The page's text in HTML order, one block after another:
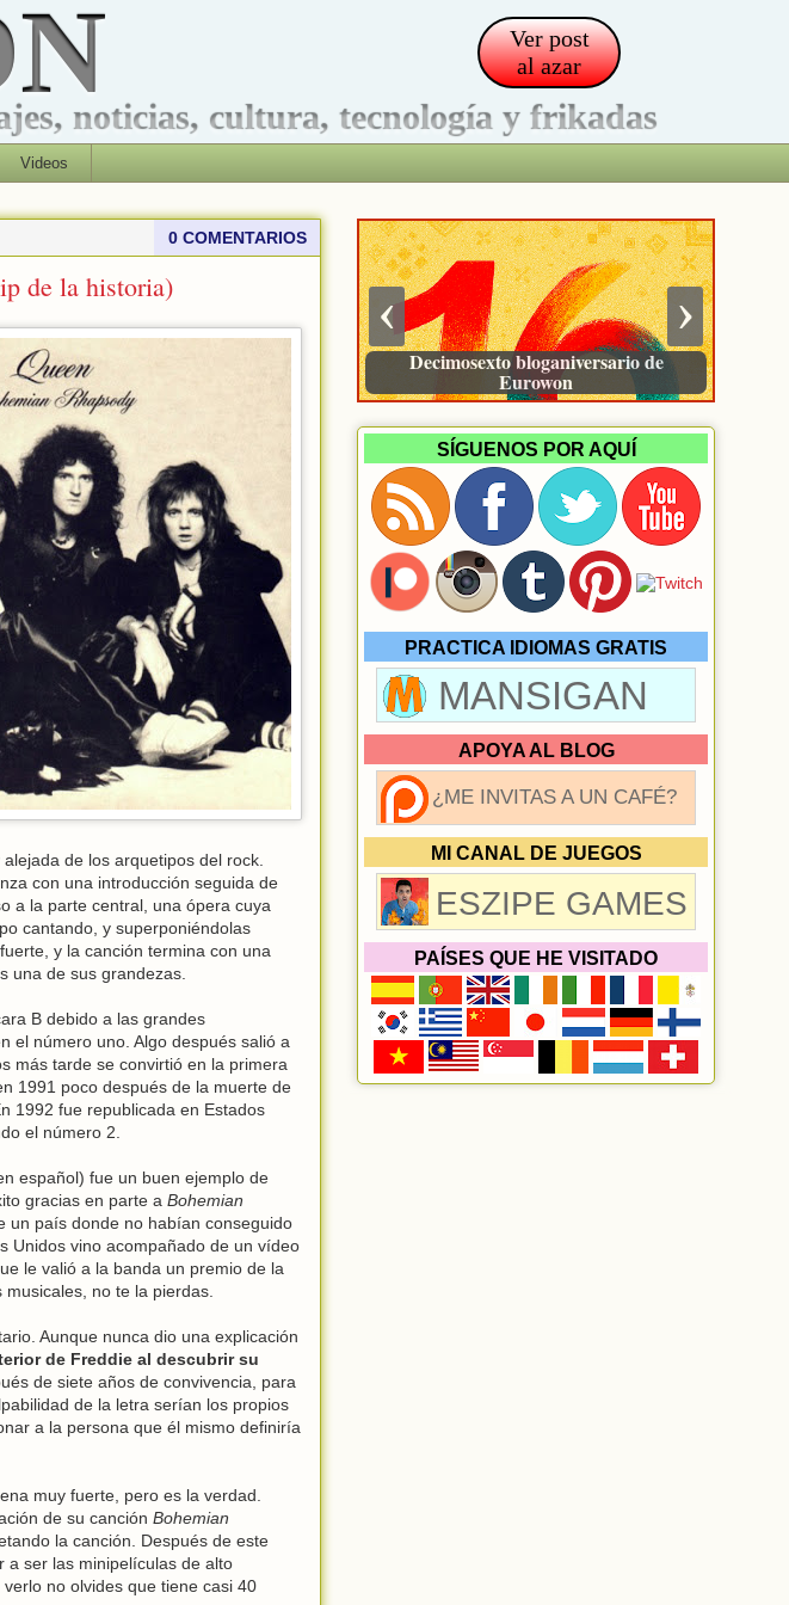
Ver post
al azar
noticias, cultura, tecnología y frikadas
Videos
0 COMENTARIOS
de la historia)
de los arquetipos del rock.
con una introducción seguida de
a la parte central, una ópera cuya
cantando, y superponiéndolas
y la canción termina con una
una de sus grandezas.
B debido a las grandes
el número uno. Algo después salió a
más tarde se convirtió en la primera
1991 poco después de la muerte de
1992 fue republicada en Estados
el número 2.
español) fue un buen ejemplo de
gracias en parte a Bohemian
un país donde no habían conseguido
Unidos vino acompañado de un vídeo
le valió a la banda un premio de la
no te la pierdas.
Aunque nunca dio una explicación
de Freddie al descubrir su
de siete años de convivencia, para
de la letra serían los propios
a la persona que él mismo definiría
muy fuerte, pero es la verdad.
de su canción Bohemian
la canción. Después de este
a ser las minipelículas de alto
no olvides que tiene casi 40
Decimosexto bloganiversario de
Eurowon
›
‹
SÍGUENOS POR AQUÍ
PRACTICA IDIOMAS GRATIS
MANSIGAN
APOYA AL BLOG
¿ME INVITAS A UN CAFÉ?
MI CANAL DE JUEGOS
ESZIPE GAMES
PAÍSES QUE HE VISITADO